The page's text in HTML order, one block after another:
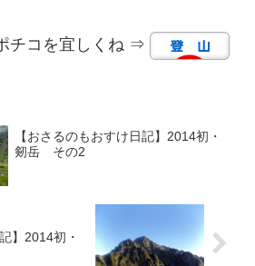
チコを宜しくね ⇒
【おさるのもおすけ日記】2014初・
剱岳 その2
】2014初・